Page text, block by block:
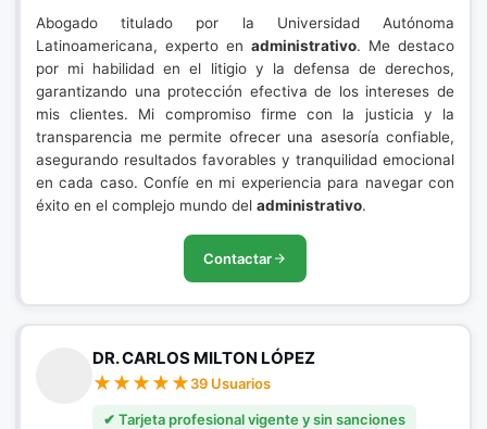
Abogado titulado por la Universidad Autónoma
Latinoamericana, experto en administrativo. Me destaco
por mi habilidad en el litigio y la defensa de derechos,
garantizando una protección efectiva de los intereses de
mis clientes. Mi compromiso firme con la justicia y la
transparencia me permite ofrecer una asesoría confiable,
asegurando resultados favorables y tranquilidad emocional
en cada caso. Confíe en mi experiencia para navegar con
éxito en el complejo mundo del administrativo.
Contactar
DR. CARLOS MILTON LÓPEZ
39 Usuarios
✔ Tarjeta profesional vigente y sin sanciones